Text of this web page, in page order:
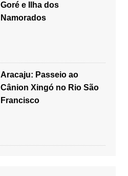
Goré e Ilha dos
Namorados
Aracaju: Passeio ao
Cânion Xingó no Rio São
Francisco